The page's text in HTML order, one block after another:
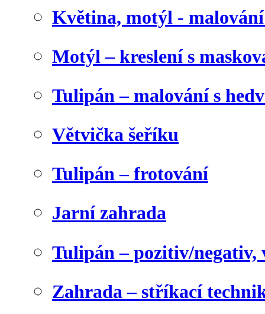
Květina, motýl -
Motýl – kreslení s
Tulipán – malování s
Větvička šeříku
Tulipán – frotování
Jarní zahrada
Tulipán – pozitiv/negativ,
Zahrada – stříkací